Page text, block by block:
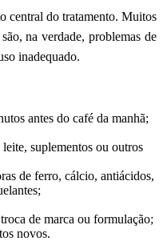
central do tratamento. Muitos
na verdade, problemas de
inadequado.
antes do café da manhã;
suplementos ou outros
de ferro, cálcio, antiácidos,
de marca ou formulação;
novos.